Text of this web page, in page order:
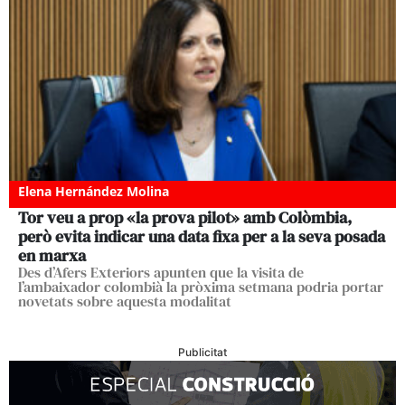
Elena Hernández Molina
Tor veu a prop «la prova pilot» amb Colòmbia,
però evita indicar una data fixa per a la seva posada
en marxa
Des d’Afers Exteriors apunten que la visita de
l’ambaixador colombià la pròxima setmana podria portar
novetats sobre aquesta modalitat
Publicitat